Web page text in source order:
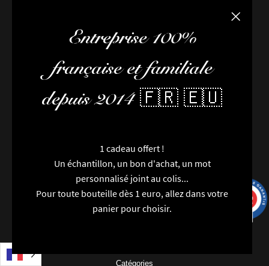
Fermer
Entreprise 100%
française et familiale
depuis 2014 🇫🇷 🇪🇺
1 cadeau offert !
Un échantillon, un bon d'achat, un mot
personnalisé joint au colis...
Pour toute bouteille dès 1 euro, allez dans votre
panier pour choisir.
Conditions de livraison
Conditions générales de vente
L’équipe
Newsletter
Contactez-nous
Catégories
/10
9993 avis